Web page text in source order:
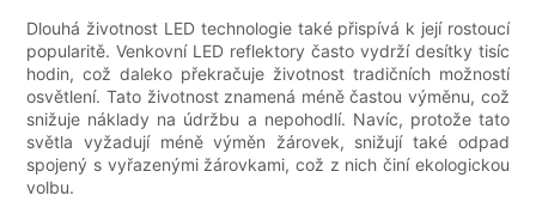
Dlouhá životnost LED technologie také přispívá k její rostoucí
popularitě. Venkovní LED reflektory často vydrží desítky tisíc
hodin, což daleko překračuje životnost tradičních možností
osvětlení. Tato životnost znamená méně častou výměnu, což
snižuje náklady na údržbu a nepohodlí. Navíc, protože tato
světla vyžadují méně výměn žárovek, snižují také odpad
spojený s vyřazenými žárovkami, což z nich činí ekologickou
volbu.